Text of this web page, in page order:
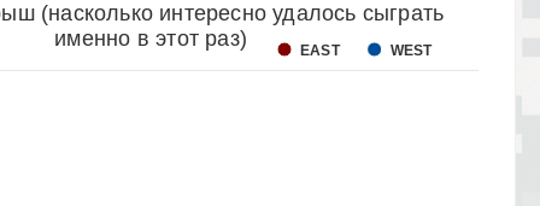
(насколько интересно удалось сыграть
именно в этот раз)
EAST WEST